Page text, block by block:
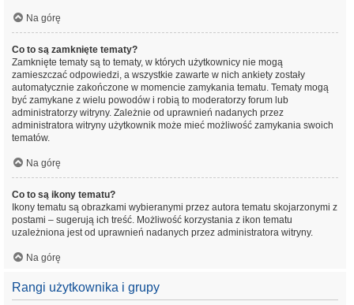
Na górę
Co to są zamknięte tematy?
Zamknięte tematy są to tematy, w których użytkownicy nie mogą
zamieszczać odpowiedzi, a wszystkie zawarte w nich ankiety zostały
automatycznie zakończone w momencie zamykania tematu. Tematy mogą
być zamykane z wielu powodów i robią to moderatorzy forum lub
administratorzy witryny. Zależnie od uprawnień nadanych przez
administratora witryny użytkownik może mieć możliwość zamykania swoich
tematów.
Na górę
Co to są ikony tematu?
Ikony tematu są obrazkami wybieranymi przez autora tematu skojarzonymi z
postami – sugerują ich treść. Możliwość korzystania z ikon tematu
uzależniona jest od uprawnień nadanych przez administratora witryny.
Na górę
Rangi użytkownika i grupy